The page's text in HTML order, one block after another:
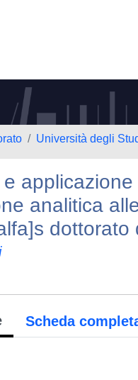
Università degli
analitica
dottorato
Scheda